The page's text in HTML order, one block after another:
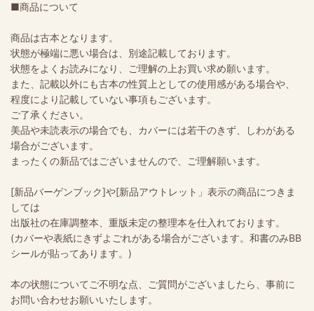
■商品について
商品は古本となります。
状態が極端に悪い場合は、別途記載しております。
状態をよくお読みになり、ご理解の上お買い求め願います。
また、記載以外にも古本の性質上としての使用感がある場合や、
程度により記載していない事項もございます。
ご了承ください。
美品や未読表示の場合でも、カバーには若干のきず、しわがある
場合がございます。
まったくの新品ではございませんので、ご理解願います。
[新品バーゲンブック]や[新品アウトレット」表示の商品につきま
しては
出版社の在庫調整本、重版未定の整理本を仕入れております。
(カバーや表紙にきずよごれがある場合がございます。和書のみBB
シールが貼ってあります。)
本の状態についてご不明な点、ご質問がございましたら、事前に
お問い合わせお願いいたします。